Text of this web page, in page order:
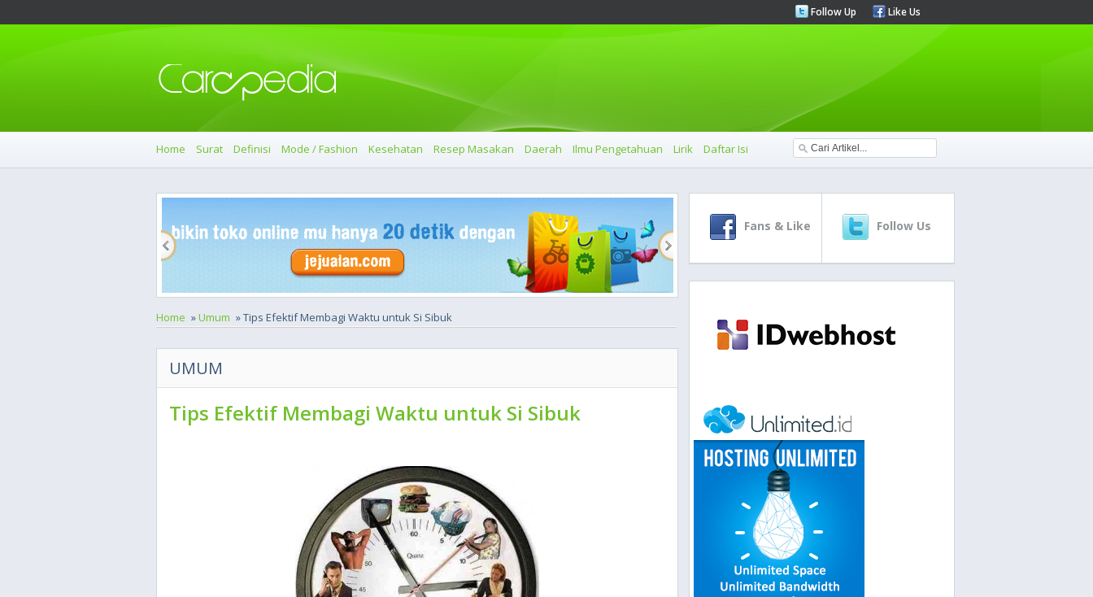
Follow Up Like Us
Home Surat Definisi Mode / Fashion Kesehatan Resep Masakan Daerah Ilmu Pengetahuan Lirik Daftar Isi
Home »Umum » Tips Efektif Membagi Waktu untuk Si Sibuk
UMUM
Tips Efektif Membagi Waktu untuk Si Sibuk
Fans & Like Follow Us